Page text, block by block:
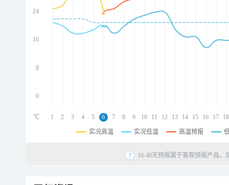
24
16
8
0
1 2 3 4 5 6 7 8 9 10 11 12 13 14 15 16 17 18
℃
实况高温 实况低温 高温预报
16-40天预报属于客观预报产品